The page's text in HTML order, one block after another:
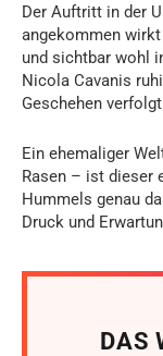
Der Auftritt in der
angekommen
und sichtbar wohl
Nicola Cavanis
Geschehen
Ein ehemaliger
Rasen – ist dieser
Hummels genau
Druck und
DAS